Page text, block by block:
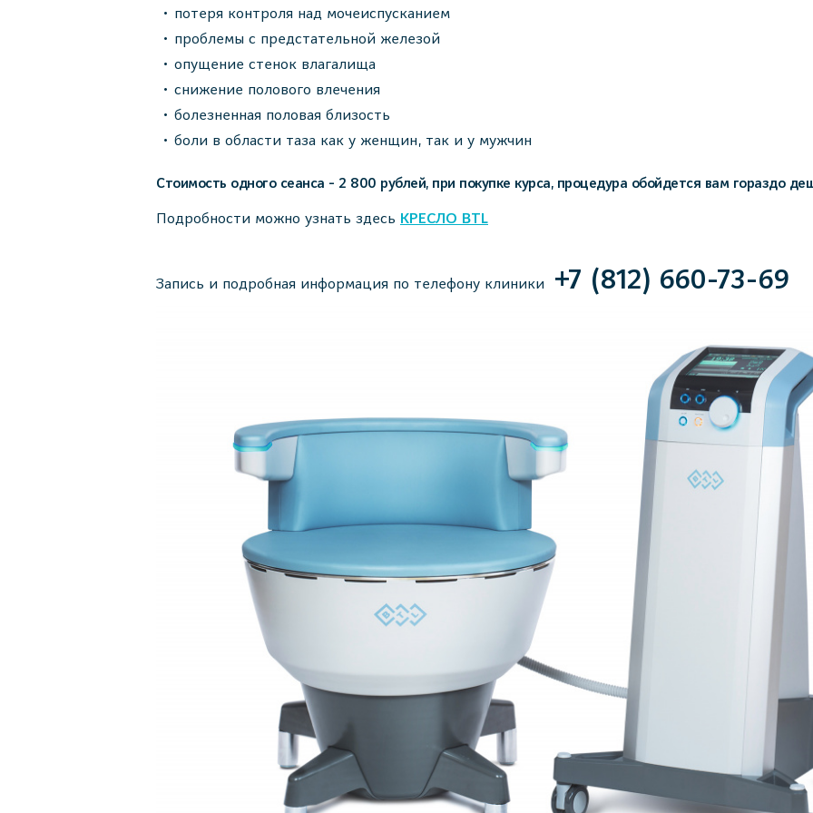
потеря контроля над мочеиспусканием
проблемы с предстательной железой
опущение стенок влагалища
снижение полового влечения
болезненная половая близость
боли в области таза как у женщин, так и у мужчин
Стоимость одного сеанса - 2 800 рублей, при покупке курса, процедура обойдется вам гораздо
Подробности можно узнать здесь КРЕСЛО BTL
Запись и подробная информация по телефону клиники +7 (812) 660-73-69